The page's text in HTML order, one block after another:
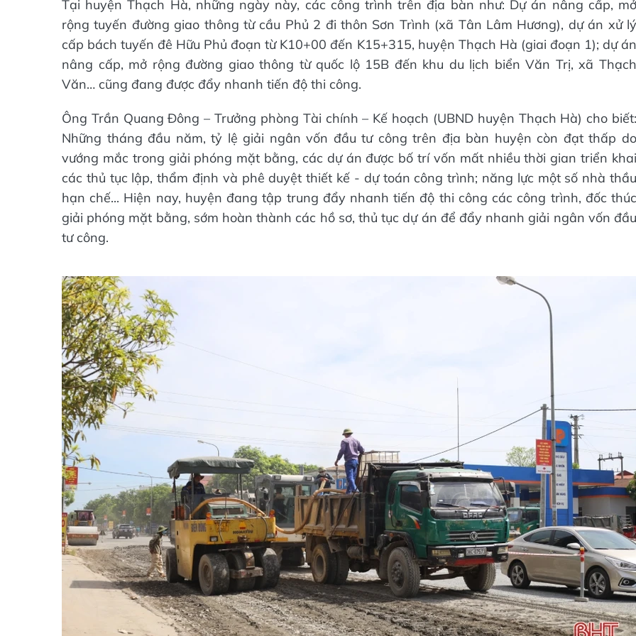
Tại huyện Thạch Hà, những ngày này, các công trình trên địa bàn như: Dự án nâng cấp, mở
rộng tuyến đường giao thông từ cầu Phủ 2 đi thôn Sơn Trình (xã Tân Lâm Hương), dự án xử lý
cấp bách tuyến đê Hữu Phủ đoạn từ K10+00 đến K15+315, huyện Thạch Hà (giai đoạn 1); dự án
nâng cấp, mở rộng đường giao thông từ quốc lộ 15B đến khu du lịch biển Văn Trị, xã Thạch
Văn… cũng đang được đẩy nhanh tiến độ thi công.
Ông Trần Quang Đông – Trưởng phòng Tài chính – Kế hoạch (UBND huyện Thạch Hà) cho biết:
Những tháng đầu năm, tỷ lệ giải ngân vốn đầu tư công trên địa bàn huyện còn đạt thấp do
vướng mắc trong giải phóng mặt bằng, các dự án được bố trí vốn mất nhiều thời gian triển khai
các thủ tục lập, thẩm định và phê duyệt thiết kế - dự toán công trình; năng lực một số nhà thầu
hạn chế... Hiện nay, huyện đang tập trung đẩy nhanh tiến độ thi công các công trình, đốc thúc
giải phóng mặt bằng, sớm hoàn thành các hồ sơ, thủ tục dự án để đẩy nhanh giải ngân vốn đầu
tư công.